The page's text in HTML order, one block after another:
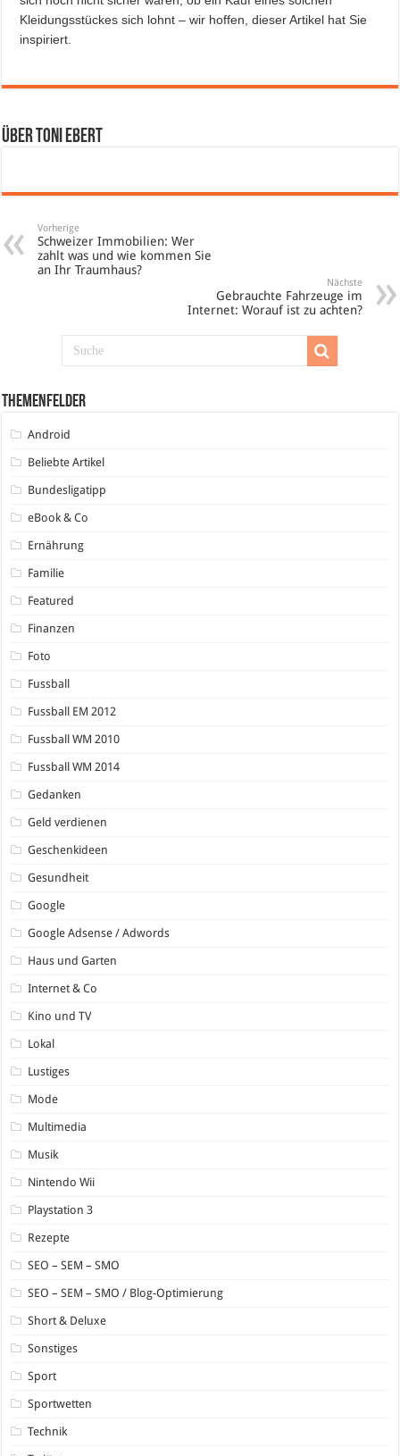
Kleidungsstückes sich lohnt – wir hoffen, dieser Artikel hat Sie
inspiriert.
Über Toni Ebert
Vorherige
Schweizer Immobilien: Wer
zahlt was und wie kommen Sie
an Ihr Traumhaus?
Nächste
Gebrauchte Fahrzeuge im
Internet: Worauf ist zu achten?
Themenfelder
Android
Beliebte Artikel
Bundesligatipp
eBook & Co
Ernährung
Familie
Featured
Finanzen
Foto
Fussball
Fussball EM 2012
Fussball WM 2010
Fussball WM 2014
Gedanken
Geld verdienen
Geschenkideen
Gesundheit
Google
Google Adsense / Adwords
Haus und Garten
Internet & Co
Kino und TV
Lokal
Lustiges
Mode
Multimedia
Musik
Nintendo Wii
Playstation 3
Rezepte
SEO – SEM – SMO
SEO – SEM – SMO / Blog-Optimierung
Short & Deluxe
Sonstiges
Sport
Sportwetten
Technik